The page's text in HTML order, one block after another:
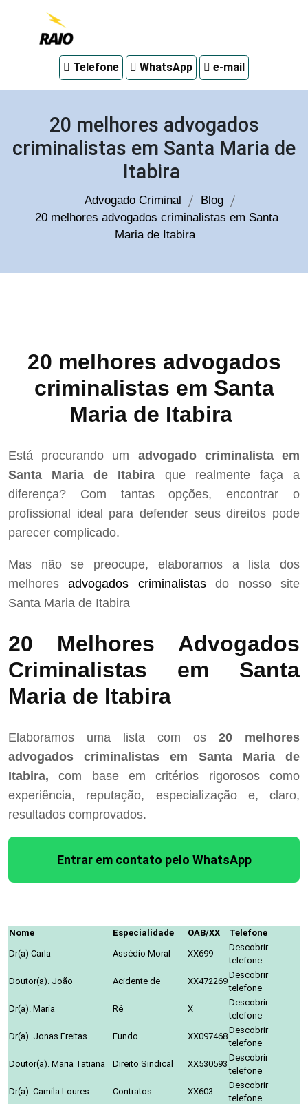
em
Telefone WhatsApp e-mail
20 melhores advogados
criminalistas em Santa Maria de
Itabira
Advogado Criminal
Blog
20 melhores advogados criminalistas em Santa
Maria de Itabira
20 melhores advogados
criminalistas em Santa
Maria de Itabira
Está procurando um advogado criminalista em
Santa Maria de Itabira que realmente faça a
diferença? Com tantas opções, encontrar o
profissional ideal para defender seus direitos pode
parecer complicado.
Mas não se preocupe, elaboramos a lista dos
melhoresadvogados criminalistasdo nosso site
Santa Maria de Itabira
20 Melhores Advogados
Criminalistas em Santa
Maria de Itabira
Elaboramos uma lista com os 20 melhores
advogados criminalistas em Santa Maria de
Itabira, com base em critérios rigorosos como
experiência, reputação, especialização e, claro,
resultados comprovados.
Entrar em contato pelo WhatsApp
Nome Especialidade OAB/XX
Telefone
Dr(a) Carla
Assédio Moral XX699
Descobrir
telefone
Doutor(a). João
Acidente de XX472269
Descobrir
telefone
Dr(a). Maria
Ré X
Descobrir
telefone
Dr(a). Jonas Freitas
Fundo XX097468
Descobrir
telefone
Doutor(a). Maria Tatiana
Direito Sindical XX530593
Descobrir
telefone
Dr(a). Camila Loures
Contratos XX603
Descobrir
telefone